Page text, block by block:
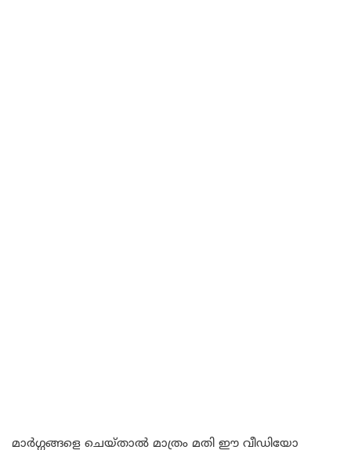
മാർഗ്ഗങ്ങളെ ചെയ്താൽ മാത്രം മതി ഈ വീഡിയോ